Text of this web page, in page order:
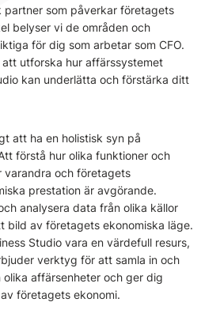
som påverkar företagets
belyser vi de områden och
för dig som arbetar som CFO.
att utforska hur affärssystemet
kan underlätta och förstärka ditt
att ha en holistisk syn på
förstå hur olika funktioner och
varandra och företagets
prestation är avgörande.
analysera data från olika källor
bild av företagets ekonomiska läge.
Studio vara en värdefull resurs,
verktyg för att samla in och
affärsenheter och ger dig
företagets ekonomi.